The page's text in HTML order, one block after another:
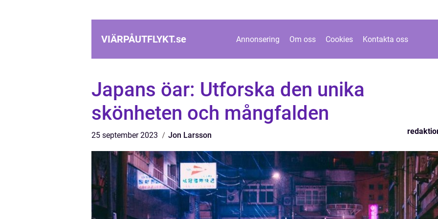
VIÄRPÅUTFLYKT.se Annonsering Om oss Cookies Kontakta oss
Japans öar: Utforska den unika
skönheten och mångfalden
25 september 2023 Jon Larsson